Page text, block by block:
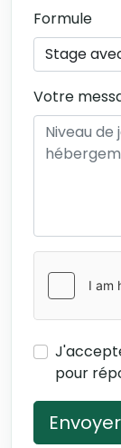
Formule
Votre
pour